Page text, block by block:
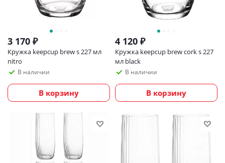
3 170 ₽
Кружка keepcup brew s 227 мл
nitro
В наличии
В корзину
4 120 ₽
Кружка keepcup brew cork s 227
мл black
В наличии
В корзину